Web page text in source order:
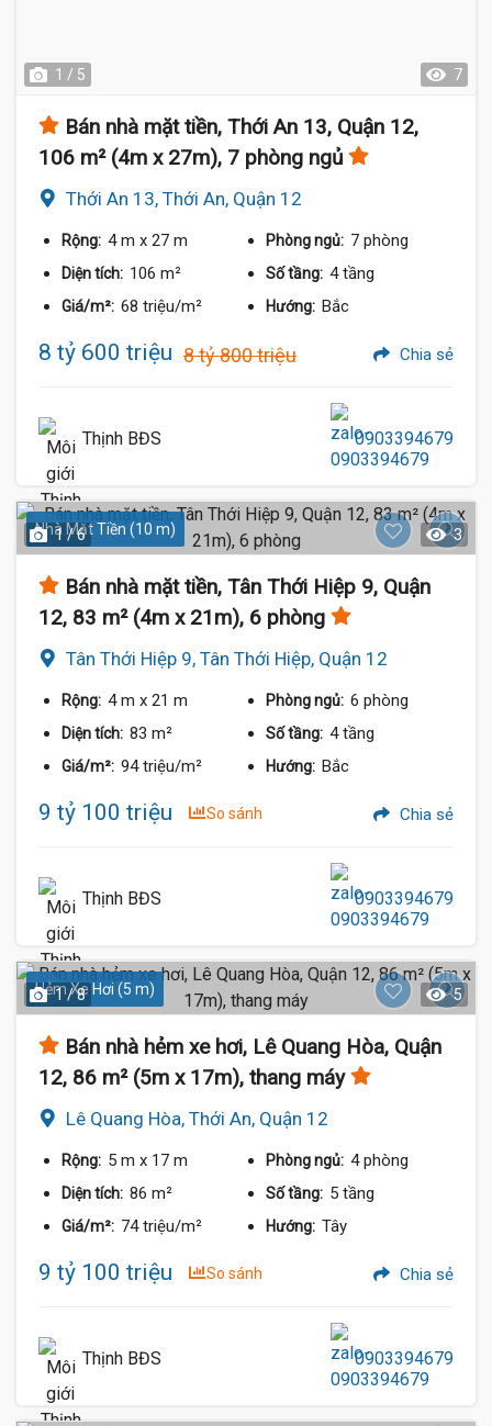
1 / 5 7
Bán nhà mặt tiền, Thới An 13, Quận 12,
106 m² (4m x 27m), 7 phòng ngủ
Thới An 13, Thới An, Quận 12
Rộng: 4 m x 27 m Phòng ngủ: 7 phòng
Diện tích: 106 m² Số tầng: 4 tầng
Giá/m²: 68 triệu/m² Hướng: Bắc
8 tỷ 600 triệu 8 tỷ 800 triệu Chia sẻ
Thịnh BĐS 0903394679
Nhà Mặt Tiền (10 m)
1 / 6 3
Bán nhà mặt tiền, Tân Thới Hiệp 9, Quận
12, 83 m² (4m x 21m), 6 phòng
Tân Thới Hiệp 9, Tân Thới Hiệp, Quận 12
Rộng: 4 m x 21 m Phòng ngủ: 6 phòng
Diện tích: 83 m² Số tầng: 4 tầng
Giá/m²: 94 triệu/m² Hướng: Bắc
9 tỷ 100 triệu So sánh Chia sẻ
Thịnh BĐS 0903394679
Hẻm Xe Hơi (5 m)
1 / 8 5
Bán nhà hẻm xe hơi, Lê Quang Hòa, Quận
12, 86 m² (5m x 17m), thang máy
Lê Quang Hòa, Thới An, Quận 12
Rộng: 5 m x 17 m Phòng ngủ: 4 phòng
Diện tích: 86 m² Số tầng: 5 tầng
Giá/m²: 74 triệu/m² Hướng: Tây
9 tỷ 100 triệu So sánh Chia sẻ
Thịnh BĐS 0903394679